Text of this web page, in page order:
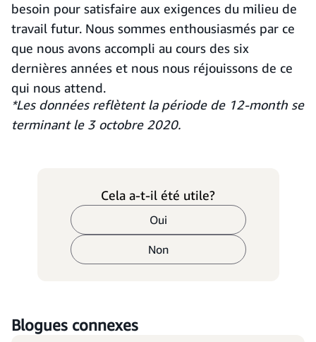
besoin pour satisfaire aux exigences du milieu de
travail futur. Nous sommes enthousiasmés par ce
que nous avons accompli au cours des six
dernières années et nous nous réjouissons de ce
qui nous attend.
*Les données reflètent la période de 12-month se
terminant le 3 octobre 2020.
Cela a-t-il été utile?
Oui
Non
Blogues connexes